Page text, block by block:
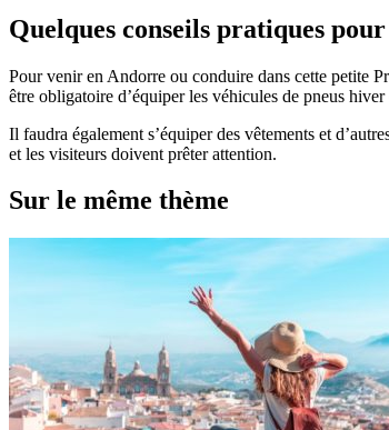
Quelques conseils pratiques
Pour venir en Andorre ou conduire dans cette petite
être obligatoire d’équiper les véhicules de pneus
Il faudra également s’équiper des vêtements et
et les visiteurs doivent prêter attention.
Sur le même thème